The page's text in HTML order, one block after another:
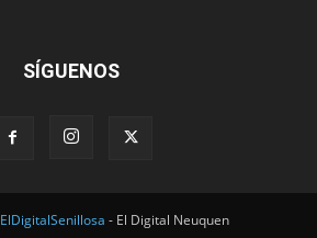
SÍGUENOS
ElDigitalSenillosa - El Digital Neuquen